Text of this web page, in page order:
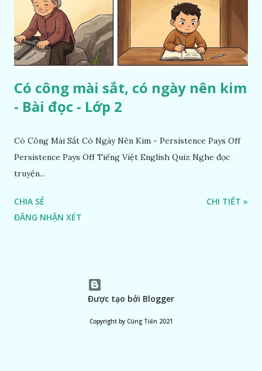
Có công mài sắt, có ngày nên kim
- Bài đọc - Lớp 2
Có Công Mài Sắt Có Ngày Nên Kim - Persistence Pays Off
Persistence Pays Off Tiếng Việt English Quiz Nghe đọc
truyện...
CHIA SẺ
ĐĂNG NHẬN XÉT
CHI TIẾT »
Được tạo bởi Blogger
Copyright by Cùng Tiến 2021